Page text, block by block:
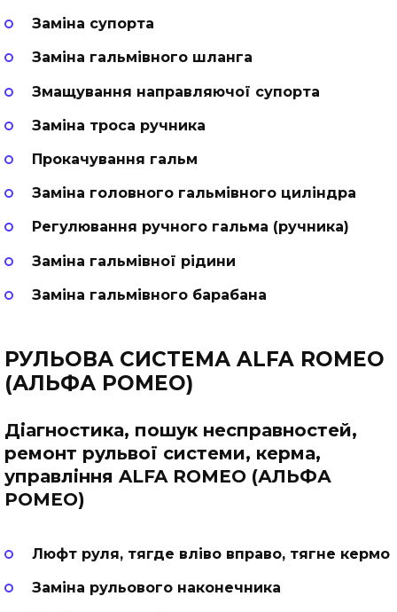
Заміна супорта
Заміна гальмівного шланга
Змащування направляючої супорта
Заміна троса ручника
Прокачування гальм
Заміна головного гальмівного циліндра
Регулювання ручного гальма (ручника)
Заміна гальмівної рідини
Заміна гальмівного барабана
РУЛЬОВА СИСТЕМА ALFA ROMEO
(АЛЬФА РОМЕО)
Діагностика, пошук несправностей,
ремонт рульвої системи, керма,
управління ALFA ROMEO (АЛЬФА
РОМЕО)
Люфт руля, тягде вліво вправо, тягне кермо
Заміна рульового наконечника